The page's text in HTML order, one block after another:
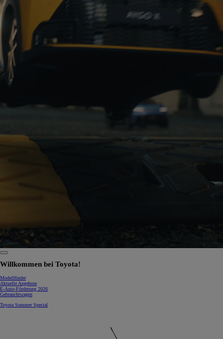
Willkommen bei Toyota!
Modellfinder
Aktuelle Angebote
E-Auto-Förderung 2026
Gebrauchtwagen
Toyota Summer Special